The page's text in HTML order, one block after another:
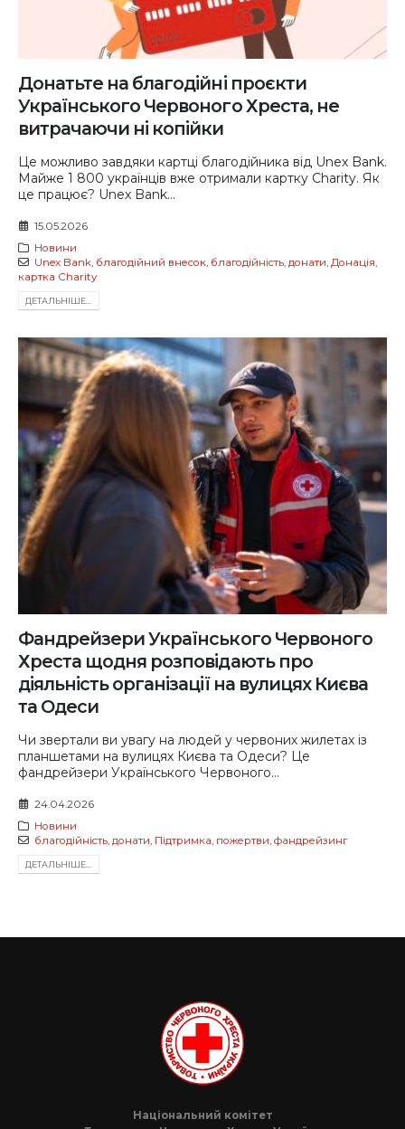
Донатьте на благодійні проєкти
Українського Червоного Хреста, не
витрачаючи ні копійки
Це можливо завдяки картці благодійника від Unex Bank.
Майже 1 800 українців вже отримали картку Charity. Як
це працює? Unex Bank...
15.05.2026
Новини
Unex Bank, благодійний внесок, благодійність, донати, Донація,
картка Charity
ДЕТАЛЬНIШЕ...
Фандрейзери Українського Червоного
Хреста щодня розповідають про
діяльність організації на вулицях Києва
та Одеси
Чи звертали ви увагу на людей у червоних жилетах із
планшетами на вулицях Києва та Одеси? Це
фандрейзери Українського Червоного...
24.04.2026
Новини
благодійність, донати, Підтримка, пожертви, фандрейзинг
ДЕТАЛЬНIШЕ...
Національний комітет